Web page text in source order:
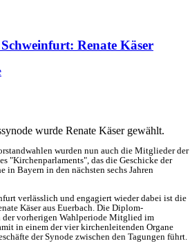
Renate Käser
wurde Renate Käser gewählt.
wurden nun auch die Mitglieder der
"Kirchenparlaments", das die Geschicke der
in Bayern in den nächsten sechs Jahren
verlässlich und engagiert wieder dabei ist die
Käser aus Euerbach. Die Diplom-
vorherigen Wahlperiode Mitglied im
in einem der vier kirchenleitenden Organe
der Synode zwischen den Tagungen führt.